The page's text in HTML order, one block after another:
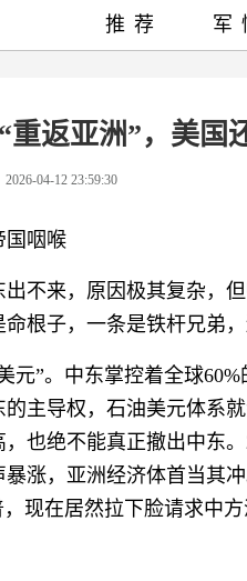
重返亚洲”，美国
2026-04-12 23:59:30
国咽喉
不来，原因极其复杂，
根子，一条是铁杆兄弟，
元”。中东掌控着全球
主导权，石油美元体系
也绝不能真正撤出中东
暴涨，亚洲经济体首当
现在居然拉下脸请求中
推荐 军